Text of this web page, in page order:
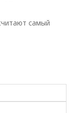
самый